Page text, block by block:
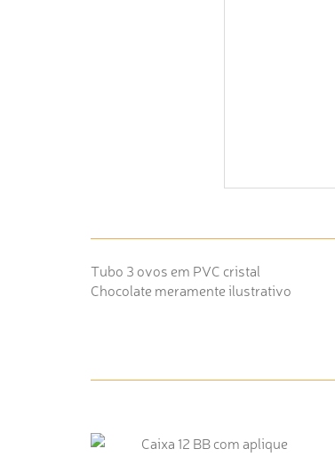
Tubo 3 ovos em PVC cristal
Chocolate meramente ilustrativo